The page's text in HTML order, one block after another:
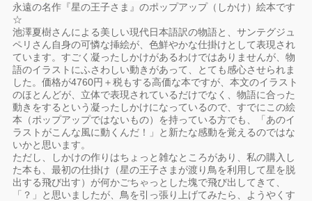
永遠の名作『星の王子さま』のポップアップ（しかけ）絵本です
☆
池澤夏樹さんによる美しい現代日本語訳の物語と、サンテグジュ
ペリさん自身の可憐な挿絵が、色鮮やかな仕掛けとして表現され
ています。すごく凝ったしかけがあるわけではありませんが、物
語のイラストにふさわしい動きがあって、とても感心させられま
した。価格が4760円＋税もする高価な本ですが、本文のイラスト
のほとんどが、立体で表現されているだけでなく、物語に合った
動きをするという凝ったしかけになっているので、すでにこの絵
本（ポップアップではないもの）を持っている方でも、「あのイ
ラストがこんな風に動くんだ！」と新たな感動を覚えるのではな
いかと思います。
ただし、しかけの作りはちょっと雑なところがあり、私の購入し
た本も、最初の仕掛け（星の王子さまが渡り鳥を利用して星を脱
出する飛び出す）が何かごちゃっとした塊で飛び出してきて、
「？」と思いましたが、鳥を引っ張り上げてみたら、ようやくす